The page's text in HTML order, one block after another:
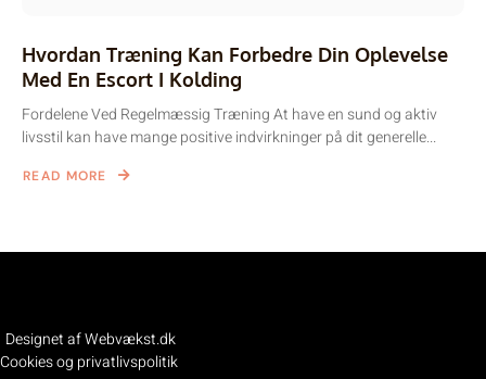
Hvordan Træning Kan Forbedre Din Oplevelse
Med En Escort I Kolding
Fordelene Ved Regelmæssig Træning At have en sund og aktiv
livsstil kan have mange positive indvirkninger på dit generelle...
READ MORE
Designet af Webvækst.dk
Cookies og privatlivspolitik